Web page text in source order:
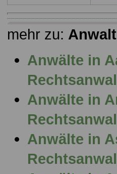
mehr zu:
Anwälte in
Anwälte in
Anwälte in